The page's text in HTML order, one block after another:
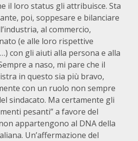
il loro status gli attribuisce. Sta
poi, soppesare e bilanciare
al commercio,
(e alle loro rispettive
con gli aiuti alla persona e alla
a naso, mi pare che il
in questo sia più bravo,
con un ruolo non sempre
sindacato. Ma certamente gli
pesanti” a favore del
appartengono al DNA della
Un’affermazione del